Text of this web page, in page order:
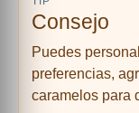
Consejo
Puedes
preferencias,
caramelos para